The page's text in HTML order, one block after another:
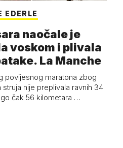
EDERLE
naočale je
voskom i plivala
La Manche
povijesnog maratona zbog
struja nije preplivala ravnih 34
čak 56 kilometara …